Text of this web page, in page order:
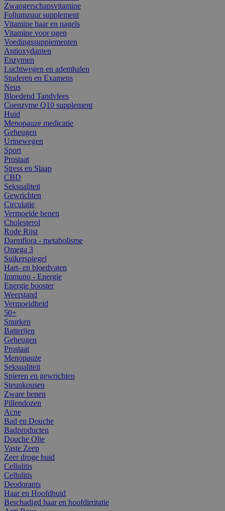
Zwangerschapsvitamine
Foliumzuur supplement
Vitamine haar en nagels
Vitamine voor ogen
Voedingssupplementen
Antioxydanten
Enzymen
Luchtwegen en ademhalen
Studeren en Examens
Neus
Bloedend Tandvlees
Coenzyme Q10 supplement
Huid
Menopauze medicatie
Geheugen
Urinewegen
Sport
Prostaat
Stress en Slaap
CBD
Seksualiteit
Gewrichten
Circulatie
Vermoeide benen
Cholesterol
Rode Rijst
Darmflora - metabolisme
Omega 3
Suikerspiegel
Hart- en bloedvaten
Immuno - Energie
Energie booster
Weerstand
Vermoeidheid
50+
Snurken
Batterijen
Geheugen
Prostaat
Menopauze
Seksualiteit
Spieren en gewrichten
Steunkousen
Zware benen
Pillendozen
Acne
Bad en Douche
Badproducten
Douche Olie
Vaste Zeep
Zeer droge huid
Cellulitis
Cellulitis
Deodorants
Haar en Hoofdhuid
Beschadigd haar en hoofdirritatie